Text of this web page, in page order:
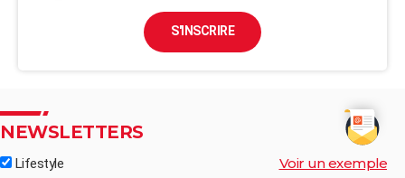
S'INSCRIRE
NEWSLETTERS
Lifestyle Voir un exemple